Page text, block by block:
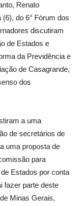
Renato
do 6° Fórum dos
discutiram
de Estados e
da Previdência e
de Casagrande,
dos
a uma
de secretários de
uma proposta de
para
Estados por conta
fazer parte deste
Minas Gerais,